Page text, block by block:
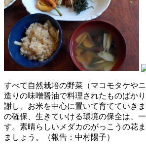
すべて自然栽培の野菜（マコモタケや
造りの味噌醤油で料理されたものばか
謝し、お米を中心に置いて育てていき
の確保、生きていける環境の保全は、
す。素晴らしいメダカのがっこうの花
ましょう。（報告：中村陽子）